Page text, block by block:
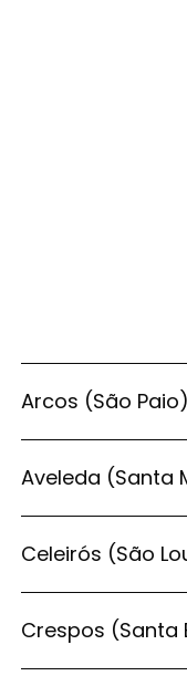
Arcos (São Paio)
Aveleda (Santa
Celeirós (São
Crespos (Santa